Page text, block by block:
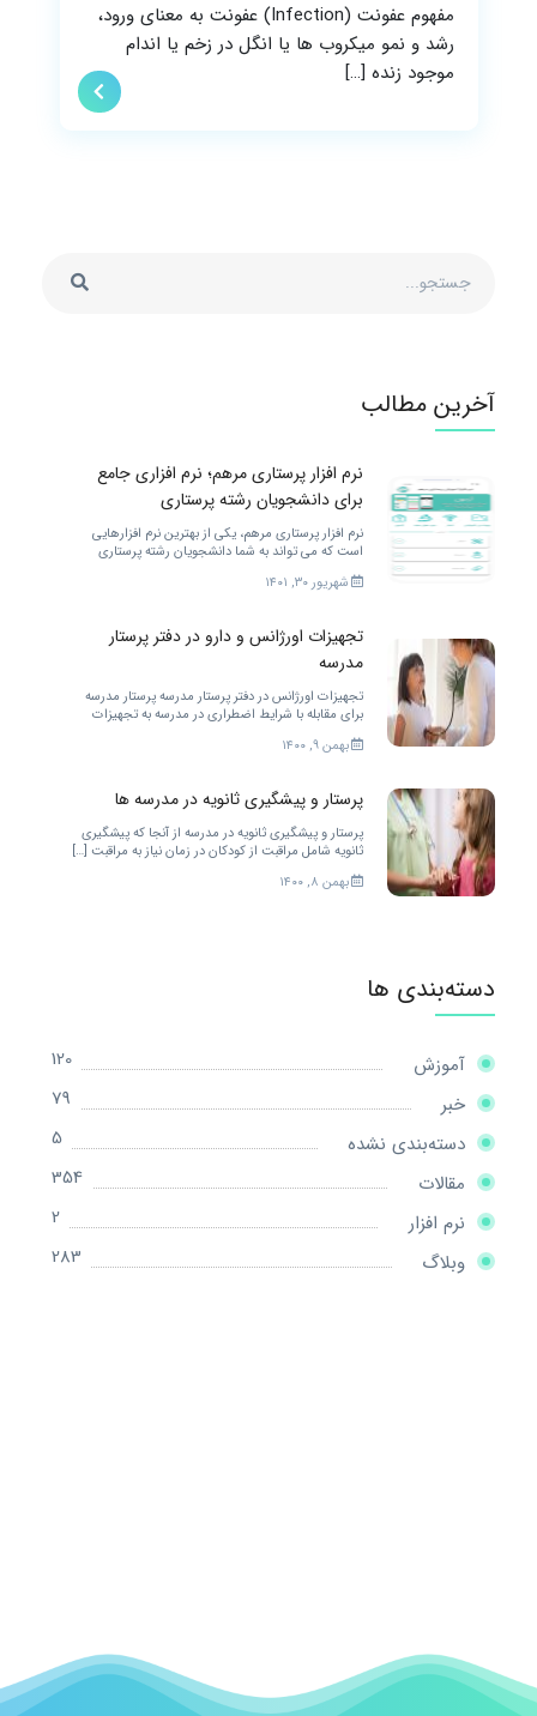
مفهوم عفونت (Infection) عفونت به معنای ورود،
رشد و نمو میکروب ‌ها یا انگل در زخم یا اندام
موجود زنده […]
آخرین مطالب
نرم افزار پرستاری مرهم؛ نرم افزاری جامع
برای دانشجویان رشته پرستاری
نرم افزار پرستاری مرهم، یکی از بهترین نرم افزارهایی
است که می تواند به شما دانشجویان رشته پرستاری
خدمات مختلفی را ارائه کند. برای بهتر شدن.
شهریور ۳۰, ۱۴۰۱
تجهیزات اورژانس و دارو در دفتر پرستار
مدرسه
تجهیزات اورژانس در دفتر پرستار مدرسه پرستار مدرسه
برای مقابله با شرایط اضطراری در مدرسه به تجهیزات
زیادی احتیاج دارد. […]
بهمن ۹, ۱۴۰۰
پرستار و پیشگیری ثانویه در مدرسه ها
پرستار و پیشگیری ثانویه در مدرسه از آنجا که پیشگیری
ثانویه شامل مراقبت از کودکان در زمان نیاز به مراقبت […]
بهمن ۸, ۱۴۰۰
دسته‌بندی ها
آموزش
120
خبر
79
دسته‌بندی نشده
5
مقالات
354
نرم افزار
2
وبلاگ
283